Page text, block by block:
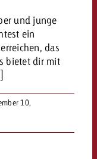
und junge
ein
das
bietet dir mit
10,